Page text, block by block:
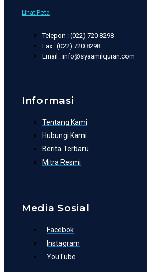
Lihat Peta
Telepon : (022) 720 8298
Fax : (022) 720 8298
Email : info@syaamilquran.com
Informasi
Tentang Kami
Hubungi Kami
Berita Terbaru
Mitra Resmi
Media Sosial
Facebok
Instagram
YouTube